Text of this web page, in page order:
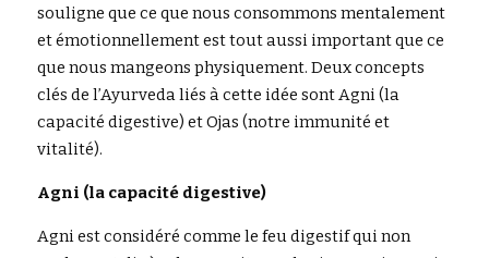
souligne que ce que nous consommons mentalement
et émotionnellement est tout aussi important que ce
que nous mangeons physiquement. Deux concepts
clés de l’Ayurveda liés à cette idée sont Agni (la
capacité digestive) et Ojas (notre immunité et
vitalité).
Agni (la capacité digestive)
Agni est considéré comme le feu digestif qui non